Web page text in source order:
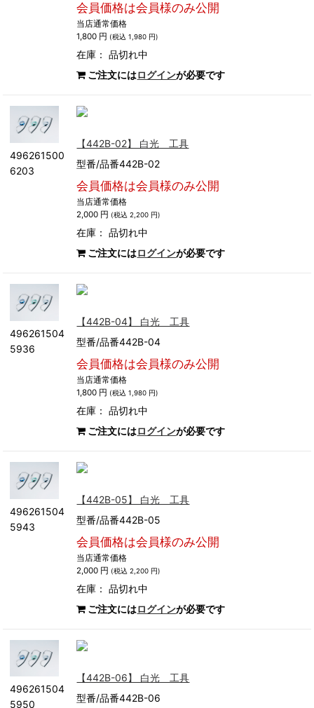
会員価格は会員様のみ公開
当店通常価格
1,800 円 (税込 1,980 円)
在庫：品切れ中
ご注文にはログインが必要です
496261500
6203
【442B-02】 白光 工具
型番/品番442B-02
会員価格は会員様のみ公開
当店通常価格
2,000 円 (税込 2,200 円)
在庫：品切れ中
ご注文にはログインが必要です
496261504
5936
【442B-04】 白光 工具
型番/品番442B-04
会員価格は会員様のみ公開
当店通常価格
1,800 円 (税込 1,980 円)
在庫：品切れ中
ご注文にはログインが必要です
496261504
5943
【442B-05】 白光 工具
型番/品番442B-05
会員価格は会員様のみ公開
当店通常価格
2,000 円 (税込 2,200 円)
在庫：品切れ中
ご注文にはログインが必要です
496261504
5950
【442B-06】 白光 工具
型番/品番442B-06